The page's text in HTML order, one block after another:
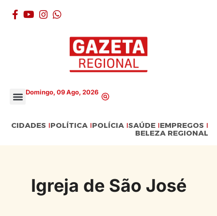
Domingo, 09 Ago, 2026
CIDADES POLÍTICA POLÍCIA SAÚDE EMPREGOS
BELEZA REGIONAL
Igreja de São José